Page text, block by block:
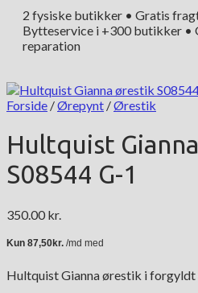
2 fysiske butikker • Gratis
Bytteservice i +300 butikker •
reparation
Forside /Ørepynt /Ørestik
Hultquist
S08544 G-1
350.00 kr.
Hultquist Gianna ørestik i